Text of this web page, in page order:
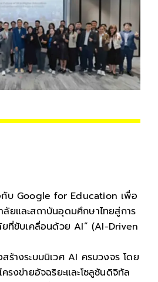
กับ Google for Education เพื่อ
ยและสถาบันอุดมศึกษาไทยสู่การ
ยที่ขับเคลื่อนด้วย AI” (AI-Driven
ร้างระบบนิเวศ AI ครบวงจร โดย
รงข่ายอัจฉริยะและโซลูชันดิจิทัล